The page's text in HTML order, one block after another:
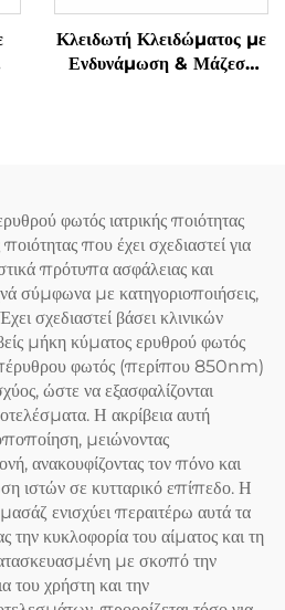
Κλειδωτή Κλειδώματος με
Ενδυνάμωση & Μάζεση
φωτός ιατρικής ποιότητας
που έχει σχεδιαστεί για
πρότυπα ασφάλειας και
σύμφωνα με κατηγοριοποιήσεις,
σχεδιαστεί βάσει κλινικών
μήκη κύματος ερυθρού φωτός
φωτός (περίπου 850nm)
ώστε να εξασφαλίζονται
Η ακρίβεια αυτή
μειώνοντας
ανακουφίζοντας τον πόνο και
ιστών σε κυτταρικό επίπεδο. Η
ενισχύει περαιτέρω αυτά τα
την κυκλοφορία του αίματος και τη
με σκοπό την
του χρήστη και την